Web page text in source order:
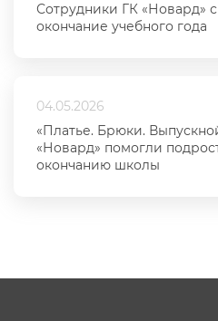
Сотрудники ГК «Новард»
окончание учебного года
04.05.2026
«Платье. Брюки.
«Новард» помогли
окончанию школы